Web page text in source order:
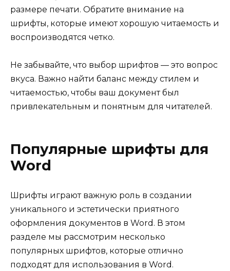
размере печати. Обратите внимание на
шрифты, которые имеют хорошую читаемость и
воспроизводятся четко.
Не забывайте, что выбор шрифтов — это вопрос
вкуса. Важно найти баланс между стилем и
читаемостью, чтобы ваш документ был
привлекательным и понятным для читателей.
Популярные шрифты для
Word
Шрифты играют важную роль в создании
уникального и эстетически приятного
оформления документов в Word. В этом
разделе мы рассмотрим несколько
популярных шрифтов, которые отлично
подходят для использования в Word.